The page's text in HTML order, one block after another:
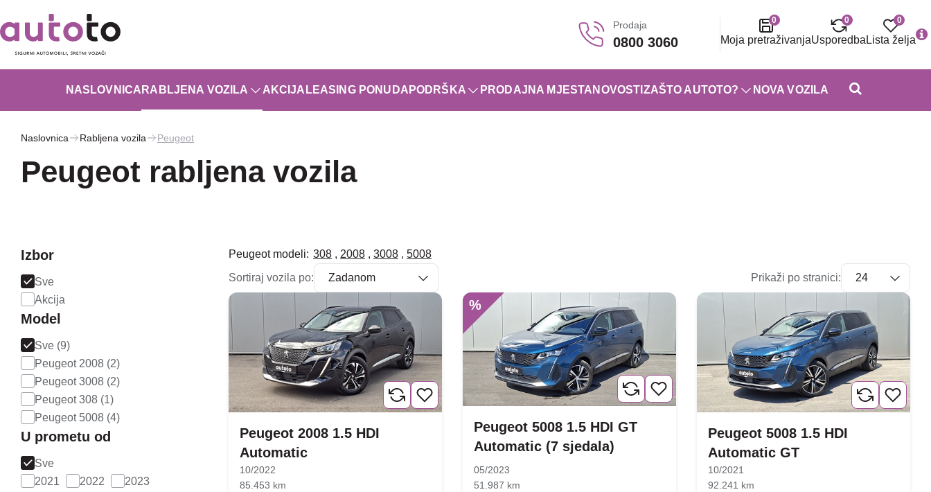
Prodaja
0800 3060
0
Moja pretraživanja
0
Usporedba
0
Lista želja
NASLOVNICA RABLJENA VOZILA AKCIJA LEASING PONUDA PODRŠKA PRODAJNA MJESTA NOVOSTI ZAŠTO AUTOTO? NOVA VOZILA
Naslovnica Rabljena vozila Peugeot
Peugeot rabljena vozila
Izbor
Sve
Akcija
Model
Sve (9)
Peugeot 2008 (2)
Peugeot 3008 (2)
Peugeot 308 (1)
Peugeot 5008 (4)
U prometu od
Sve
2021
2022 2023
Peugeot modeli: 308 , 2008 , 3008 , 5008
Sortiraj vozila po:
Prikaži po stranici:
Peugeot 2008 1.5 HDI
Automatic
10/2022
85.453 km
%
Peugeot 5008 1.5 HDI GT
Automatic (7 sjedala)
05/2023
51.987 km
Peugeot 5008 1.5 HDI
Automatic GT
10/2021
92.241 km